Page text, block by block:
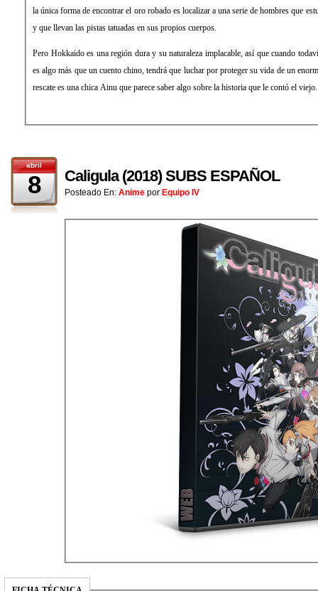
la única forma de encontrar el oro robado es localizar a una serie de hombres que
y que llevan las pistas tatuadas en sus propios cuerpos.
Pero Hokkaido es una región dura y su naturaleza implacable, así que cuando
es algo más que un cuento chino, tendrá que luchar por proteger su vida de un
rescate es una chica Ainu que parece saber algo sobre la historia que le contó el viejo.
abril
8 Caligula (2018) SUBS ESPAÑOL
Posteado En: Anime por Equipo IV